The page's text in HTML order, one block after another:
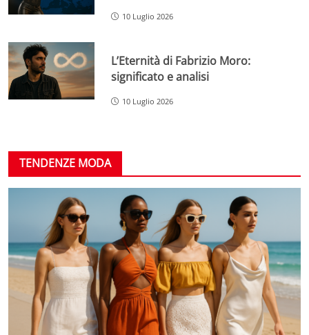
10 Luglio 2026
L’Eternità di Fabrizio Moro:
significato e analisi
10 Luglio 2026
TENDENZE MODA